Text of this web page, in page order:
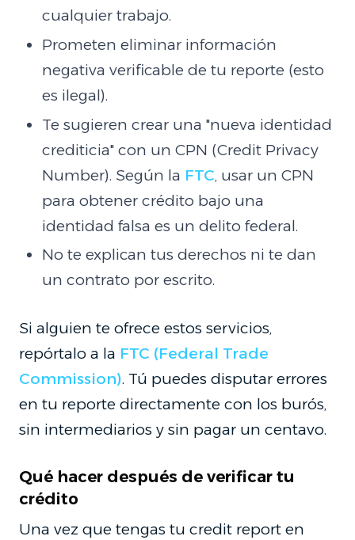
cualquier trabajo.
Prometen eliminar información
negativa verificable de tu reporte (esto
es ilegal).
Te sugieren crear una "nueva identidad
crediticia" con un CPN (Credit Privacy
Number). Según la FTC, usar un CPN
para obtener crédito bajo una
identidad falsa es un delito federal.
No te explican tus derechos ni te dan
un contrato por escrito.
Si alguien te ofrece estos servicios,
repórtalo a la FTC (Federal Trade
Commission). Tú puedes disputar errores
en tu reporte directamente con los burós,
sin intermediarios y sin pagar un centavo.
Qué hacer después de verificar tu
crédito
Una vez que tengas tu credit report en